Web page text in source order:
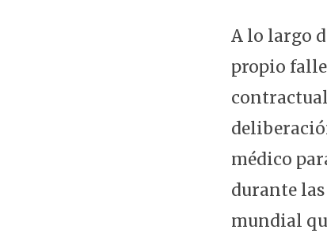
A lo largo
propio
médico
durante
mundial